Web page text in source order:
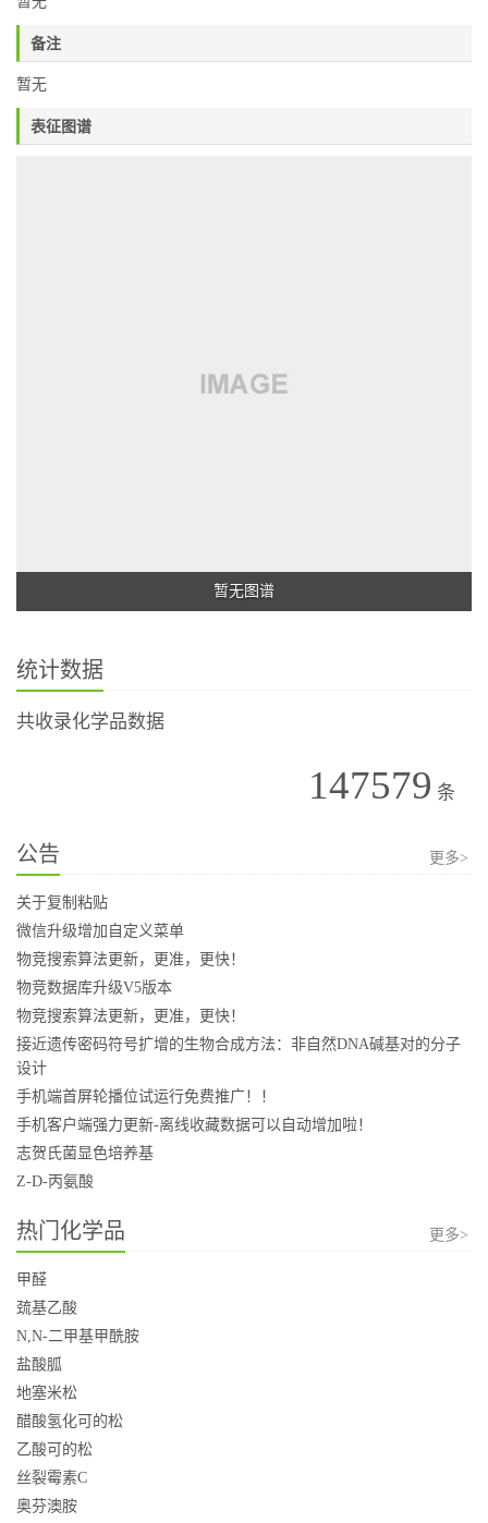
备注
暂无
表征图谱
暂无图谱
统计数据
共收录化学品数据
147579 条
公告 更多>
关于复制粘贴
微信升级增加自定义菜单
物竞搜索算法更新，更准，更快！
物竞数据库升级V5版本
物竞搜索算法更新，更准，更快！
接近遗传密码符号扩增的生物合成方法：非自然DNA碱基对的分子
设计
手机端首屏轮播位试运行免费推广！！
手机客户端强力更新-离线收藏数据可以自动增加啦！
志贺氏菌显色培养基
Z-D-丙氨酸
热门化学品 更多>
甲醛
巯基乙酸
N,N-二甲基甲酰胺
盐酸胍
地塞米松
醋酸氢化可的松
乙酸可的松
丝裂霉素C
奥芬澳胺